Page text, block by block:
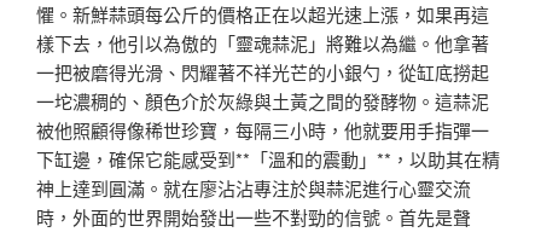
懼。新鮮蒜頭每公斤的價格正在以超光速上漲，如果再這
樣下去，他引以為傲的「靈魂蒜泥」將難以為繼。他拿著
一把被磨得光滑、閃耀著不祥光芒的小銀勺，從缸底撈起
一坨濃稠的、顏色介於灰綠與土黃之間的發酵物。這蒜泥
被他照顧得像稀世珍寶，每隔三小時，他就要用手指彈一
下缸邊，確保它能感受到**「溫和的震動」**，以助其在精
神上達到圓滿。就在廖沾沾專注於與蒜泥進行心靈交流
時，外面的世界開始發出一些不對勁的信號。首先是聲